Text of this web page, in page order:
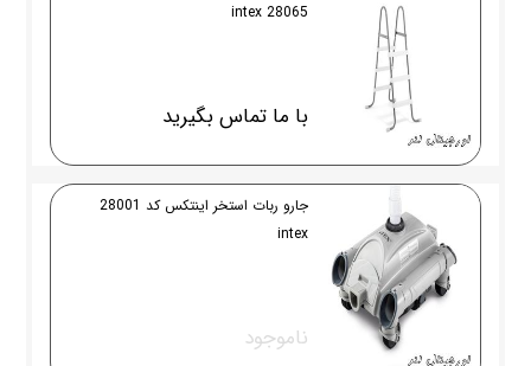
28065 intex
با ما تماس بگیرید
جارو ربات استخر اینتکس کد 28001
intex
ناموجود